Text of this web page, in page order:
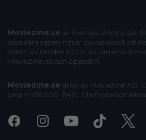
Moviezine.se är Sveriges största sajt
populära sajten hittar du oss också på
resten av Norden hittar du samma
MovieZine.no och Episodi.fi
Moviezine.se drivs av MovieZine AB,
(org.nr 559200-1142). Chefredaktör
FacebookInstagramYoutubeTiktok X